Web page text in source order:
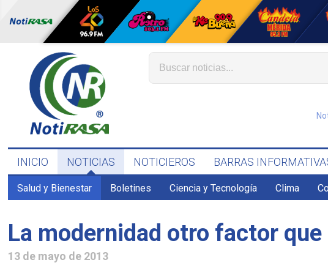
INICIO NOTICIAS NOTICIEROS BARRAS
Salud y Bienestar Boletines Ciencia y Tecnología Clima
La modernidad otro factor
13 de mayo de 2013